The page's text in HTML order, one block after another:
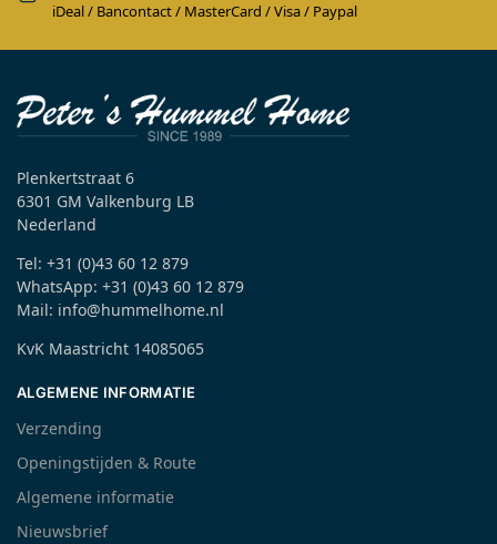
iDeal / Bancontact / MasterCard / Visa / Paypal
Plenkertstraat 6
6301 GM Valkenburg LB
Nederland
Tel: +31 (0)43 60 12 879
WhatsApp: +31 (0)43 60 12 879
Mail: info@hummelhome.nl
KvK Maastricht 14085065
ALGEMENE INFORMATIE
Verzending
Openingstijden & Route
Algemene informatie
Nieuwsbrief